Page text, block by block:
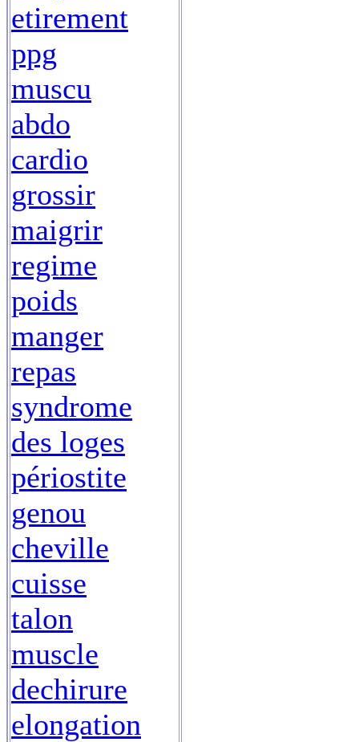
etirement
ppg
muscu
abdo
cardio
grossir
maigrir
regime
poids
manger
repas
syndrome
des loges
périostite
genou
cheville
cuisse
talon
muscle
dechirure
elongation